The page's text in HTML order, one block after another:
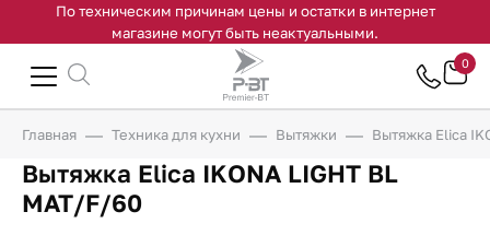
По техническим причинам цены и остатки в интернет
магазине могут быть неактуальными.
0
Главная Техника для кухни Вытяжки Вытяжка Elica
Вытяжка Elica IKONA LIGHT BL
MAT/F/60